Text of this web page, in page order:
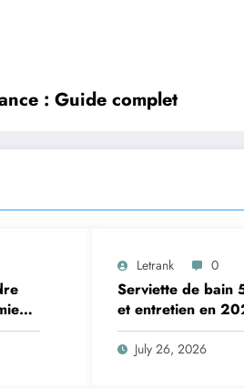
: Guide complet
Letrank 0
Serviette de bain
et entretien en
July 26, 2026